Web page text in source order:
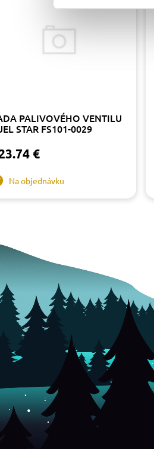
PALIVOVÉHO VENTILU
STAR FS101-0029
€
Na objednávku